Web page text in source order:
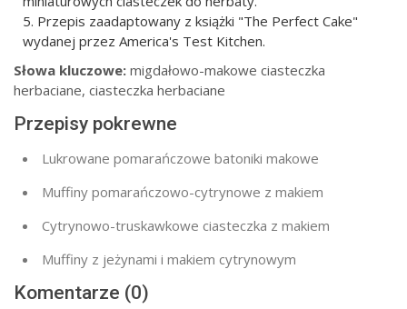
Przepis zaadaptowany z książki "The Perfect Cake"
wydanej przez America's Test Kitchen.
Słowa kluczowe: migdałowo-makowe ciasteczka
herbaciane, ciasteczka herbaciane
Przepisy pokrewne
Lukrowane pomarańczowe batoniki makowe
Muffiny pomarańczowo-cytrynowe z makiem
Cytrynowo-truskawkowe ciasteczka z makiem
Muffiny z jeżynami i makiem cytrynowym
Komentarze (0)